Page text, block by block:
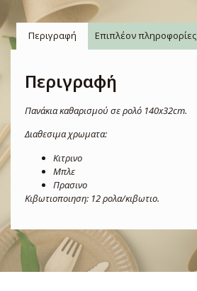
Περιγραφή Επιπλέον πληροφορίες
Περιγραφή
Πανάκια καθαρισμού σε ρολό 140x32cm.
Διαθεσιμα χρωματα:
Κιτρινο
Μπλε
Πρασινο
Κιβωτιοποιηση: 12 ρολα/κιβωτιο.